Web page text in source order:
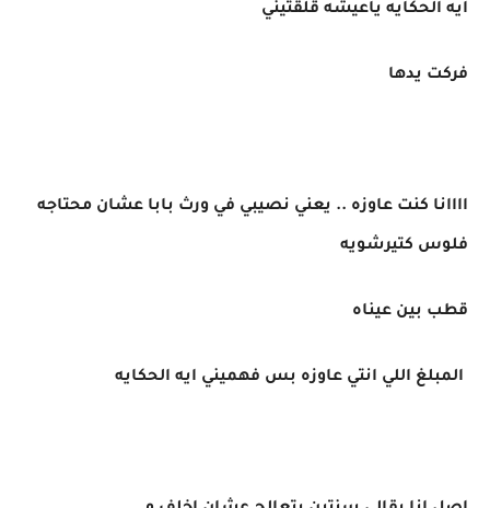
ايه الحكايه ياعيشه قلقتيني
فركت يدها
اااانا كنت عاوزه .. يعني نصيبي في ورث بابا عشان محتاجه
فلوس كتيرشويه
قطب بين عيناه
المبلغ اللي انتي عاوزه بس فهميني ايه الحكايه